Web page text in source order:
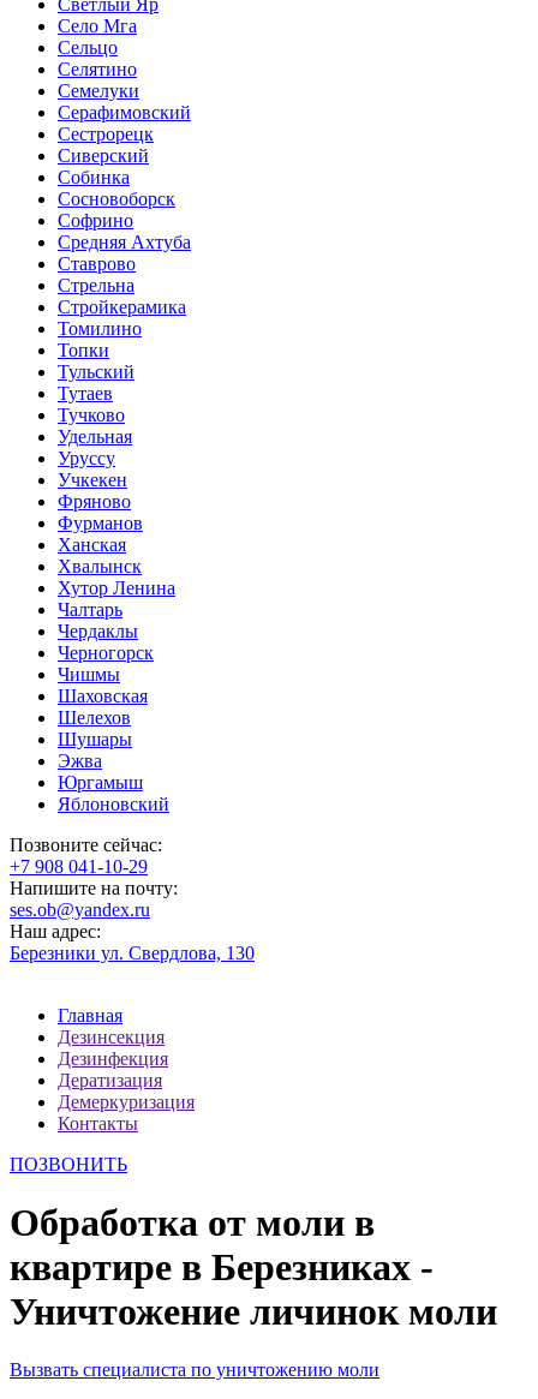
Село Мга
Сельцо
Селятино
Семелуки
Серафимовский
Сестрорецк
Сиверский
Собинка
Сосновоборск
Софрино
Средняя Ахтуба
Ставрово
Стрельна
Стройкерамика
Томилино
Топки
Тульский
Тутаев
Тучково
Удельная
Уруссу
Учкекен
Фряново
Фурманов
Ханская
Хвалынск
Хутор Ленина
Чалтарь
Чердаклы
Черногорск
Чишмы
Шаховская
Шелехов
Шушары
Эжва
Юргамыш
Яблоновский
Позвоните сейчас:
‪+7 908 041-10-29
Напишите на почту:
ses.ob@yandex.ru
Наш адрес:
Березники ул. Свердлова, 130
Главная
Дезинсекция
Дезинфекция
Дератизация
Демеркуризация
Контакты
ПОЗВОНИТЬ
Обработка от моли в
квартире в Березниках -
Уничтожение личинок моли
Вызвать специалиста по уничтожению моли